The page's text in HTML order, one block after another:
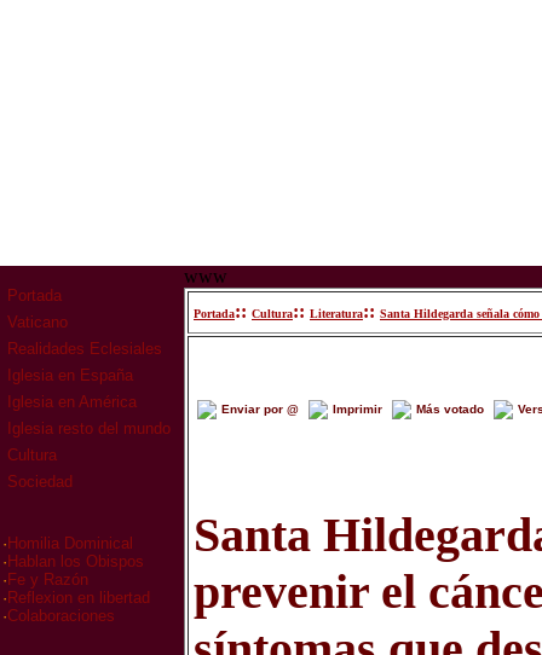
Portada
Vaticano
Realidades Eclesiales
Iglesia en España
Iglesia en América
Iglesia resto del mundo
Cultura
Sociedad
· Homilia Dominical
· Hablan los Obispos
· Fe y Razón
· Reflexion en libertad
·Colaboraciones
www
Portada:: Cultura:: Literatura:: Santa Hildegarda señala
Enviar por @ Imprimir Más votado
Santa
prevenir el